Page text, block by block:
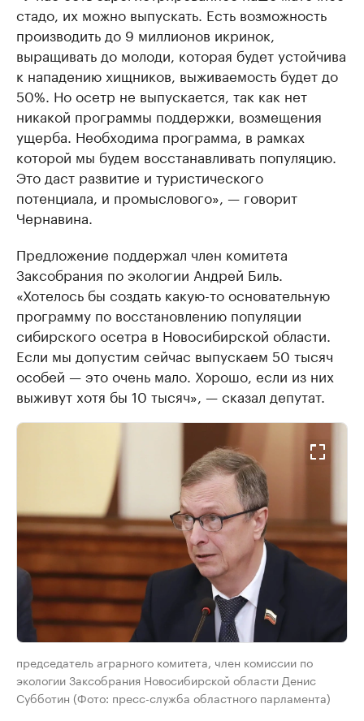
стадо, их можно выпускать. Есть возможность
производить до 9 миллионов икринок,
выращивать до молоди, которая будет устойчива
к нападению хищников, выживаемость будет до
50%. Но осетр не выпускается, так как нет
никакой программы поддержки, возмещения
ущерба. Необходима программа, в рамках
которой мы будем восстанавливать популяцию.
Это даст развитие и туристического
потенциала, и промыслового», — говорит
Чернавина.
Предложение поддержал член комитета
Заксобрания по экологии Андрей Биль.
«Хотелось бы создать какую-то основательную
программу по восстановлению популяции
сибирского осетра в Новосибирской области.
Если мы допустим сейчас выпускаем 50 тысяч
особей — это очень мало. Хорошо, если из них
выживут хотя бы 10 тысяч», — сказал депутат.
председатель аграрного комитета, член комиссии по
экологии Заксобрания Новосибирской области Денис
Субботин (Фото: пресс-служба областного парламента)